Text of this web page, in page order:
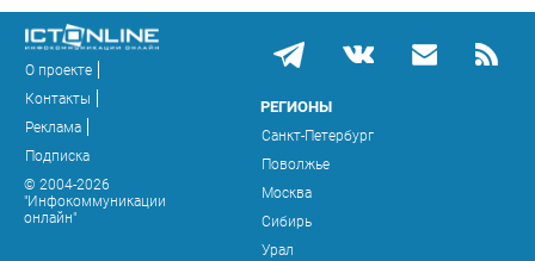
О проекте
Контакты
Реклама
Подписка
© 2004-2026
"Инфокоммуникации
онлайн"
РЕГИОНЫ
Санкт-Петербург
Поволжье
Москва
Сибирь
Урал